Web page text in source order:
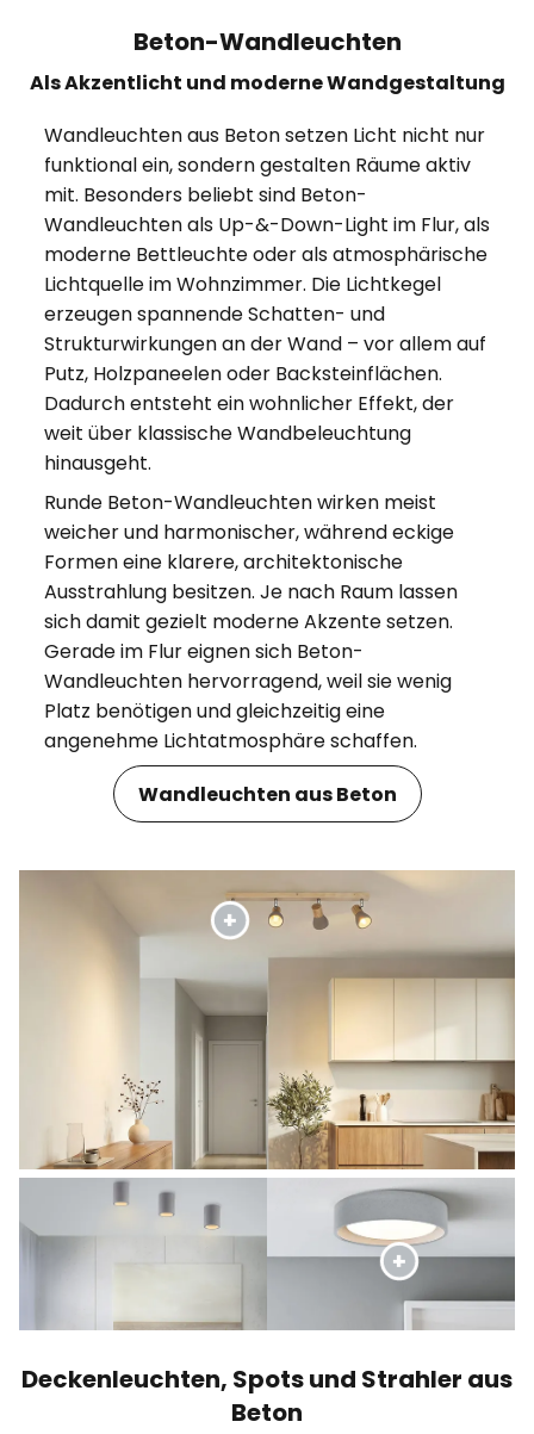
Beton-Wandleuchten
Als Akzentlicht und moderne Wandgestaltung
Wandleuchten aus Beton setzen Licht nicht nur
funktional ein, sondern gestalten Räume aktiv
mit. Besonders beliebt sind Beton-
Wandleuchten als Up-&-Down-Light im Flur, als
moderne Bettleuchte oder als atmosphärische
Lichtquelle im Wohnzimmer. Die Lichtkegel
erzeugen spannende Schatten- und
Strukturwirkungen an der Wand – vor allem auf
Putz, Holzpaneelen oder Backsteinflächen.
Dadurch entsteht ein wohnlicher Effekt, der
weit über klassische Wandbeleuchtung
hinausgeht.
Runde Beton-Wandleuchten wirken meist
weicher und harmonischer, während eckige
Formen eine klarere, architektonische
Ausstrahlung besitzen. Je nach Raum lassen
sich damit gezielt moderne Akzente setzen.
Gerade im Flur eignen sich Beton-
Wandleuchten hervorragend, weil sie wenig
Platz benötigen und gleichzeitig eine
angenehme Lichtatmosphäre schaffen.
Wandleuchten aus Beton
Deckenleuchten, Spots und Strahler aus
Beton